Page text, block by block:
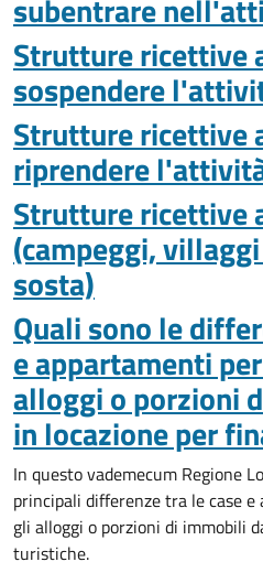
subentrare
Strutture ricettive
sospendere
Strutture ricettive
riprendere
Strutture ricettive
(campeggi,
sosta)
Quali sono le
e appartamenti
alloggi o porzioni
in locazione per
In questo vademecum Regione
principali differenze tra le case
gli alloggi o porzioni di immobili
turistiche.